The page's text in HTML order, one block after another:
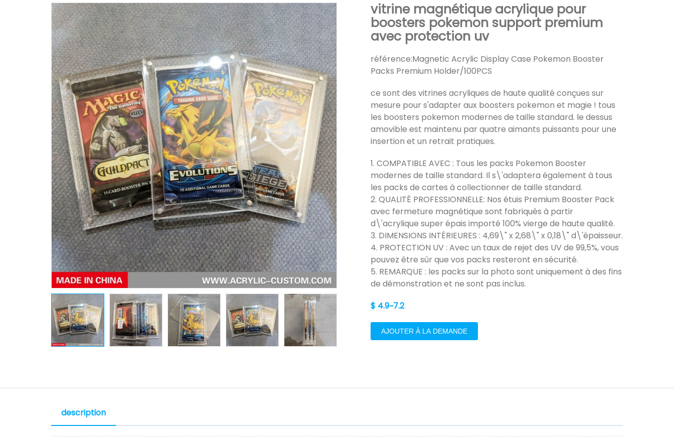
vitrine magnétique acrylique pour
boosters pokemon support premium
avec protection uv
référence:Magnetic Acrylic Display Case Pokemon Booster
Packs Premium Holder/100PCS
ce sont des vitrines acryliques de haute qualité conçues sur
mesure pour s'adapter aux boosters pokemon et magie ! tous
les boosters pokemon modernes de taille standard. le dessus
amovible est maintenu par quatre aimants puissants pour une
insertion et un retrait pratiques.
1. COMPATIBLE AVEC : Tous les packs Pokemon Booster
modernes de taille standard. Il s\'adaptera également à tous
les packs de cartes à collectionner de taille standard.
2. QUALITÉ PROFESSIONNELLE: Nos étuis Premium Booster Pack
avec fermeture magnétique sont fabriqués à partir
d\'acrylique super épais importé 100% vierge de haute qualité.
3. DIMENSIONS INTÉRIEURES : 4,69\" x 2,68\" x 0,18\" d\'épaisseur.
4. PROTECTION UV : Avec un taux de rejet des UV de 99,5%, vous
pouvez être sûr que vos packs resteront en sécurité.
5. REMARQUE : les packs sur la photo sont uniquement à des fins
de démonstration et ne sont pas inclus.
$ 4.9~7.2
AJOUTER À LA DEMANDE
description